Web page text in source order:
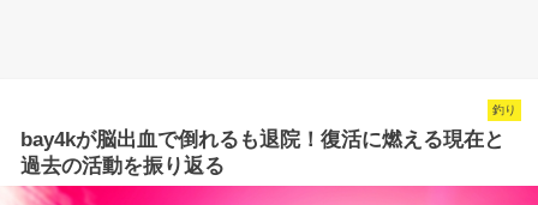
釣り
bay4kが脳出血で倒れるも退院！復活に燃える現在と
過去の活動を振り返る